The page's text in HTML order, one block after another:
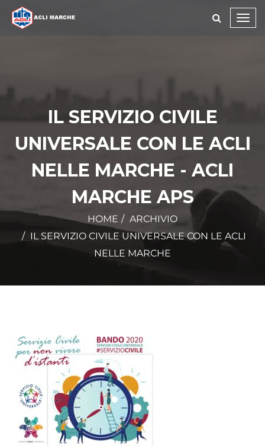
IL SERVIZIO CIVILE
UNIVERSALE CON LE ACLI
NELLE MARCHE - ACLI
MARCHE APS
HOME
ARCHIVIO
IL SERVIZIO CIVILE UNIVERSALE CON LE ACLI
NELLE MARCHE